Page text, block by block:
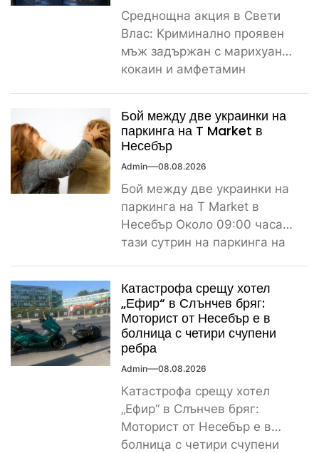
Среднощна акция в Свети
Влас: Криминално проявен
мъж задържан с марихуана,
кокаин и амфетамин
Бой между две украинки на
паркинга на T Market в
Несебър
Admin 08.08.2026
Бой между две украинки на
паркинга на T Market в
Несебър Около 09:00 часа
тази сутрин на паркинга на
Катастрофа срещу хотел
„Ефир“ в Слънчев бряг:
Моторист от Несебър е в
болница с четири счупени
ребра
Admin 08.08.2026
Катастрофа срещу хотел
„Ефир“ в Слънчев бряг:
Моторист от Несебър е в
болница с четири счупени